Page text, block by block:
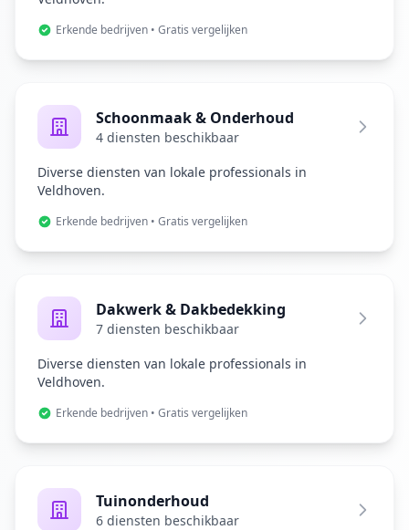
Erkende bedrijven • Gratis vergelijken
Schoonmaak & Onderhoud
4 diensten beschikbaar
Diverse diensten van lokale professionals in
Veldhoven.
Erkende bedrijven • Gratis vergelijken
Dakwerk & Dakbedekking
7 diensten beschikbaar
Diverse diensten van lokale professionals in
Veldhoven.
Erkende bedrijven • Gratis vergelijken
Tuinonderhoud
6 diensten beschikbaar